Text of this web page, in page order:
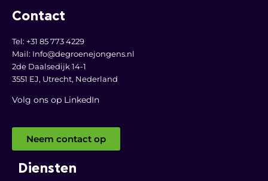
Contact
Tel: +31 85 773 4229
Mail: Info@degroenejongens.nl
2de Daalsedijk 14-1
3551 EJ, Utrecht, Nederland
Volg ons op LinkedIn
Neem contact op
Diensten